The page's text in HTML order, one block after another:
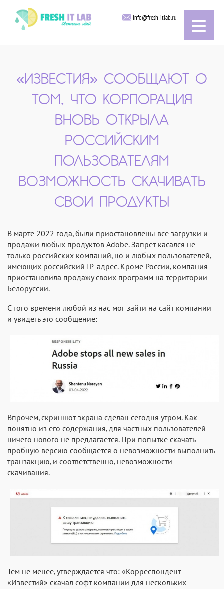
info@fresh-itlab.ru
«ИЗВЕСТИЯ» СООБЩАЮТ О
ТОМ, ЧТО КОРПОРАЦИЯ
ВНОВЬ ОТКРЫЛА
РОССИЙСКИМ
ПОЛЬЗОВАТЕЛЯМ
ВОЗМОЖНОСТЬ СКАЧИВАТЬ
СВОИ ПРОДУКТЫ
В марте 2022 года, были приостановлены все загрузки и
продажи любых продуктов Adobe. Запрет касался не
только российских компаний, но и любых пользователей,
имеющих российский IP-адрес. Кроме России, компания
приостановила продажу своих программ на территории
Белоруссии.
С того времени любой из нас мог зайти на сайт компании
и увидеть это сообщение:
Впрочем, скриншот экрана сделан сегодня утром. Как
понятно из его содержания, для частных пользователей
ничего нового не предлагается. При попытке скачать
пробную версию сообщается о невозможности выполнить
транзакцию, и соответственно, невозможности
скачивания.
Тем не менее, утверждается что: «Корреспондент
«Известий» скачал софт компании для нескольких